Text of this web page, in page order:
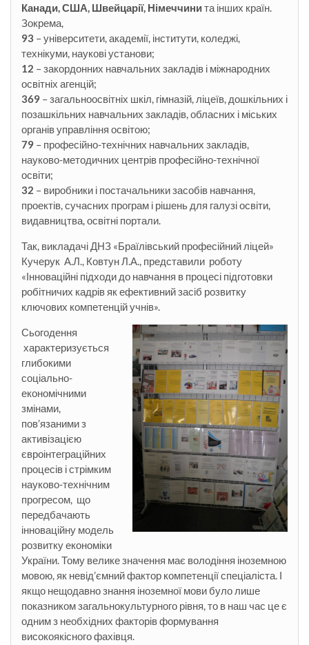
Канади, США, Швейцарії, Німеччинита інших країн.
Зокрема,
93 – університети, академії, інститути, коледжі,
технікуми, наукові установи;
12 – закордонних навчальних закладів і міжнародних
освітніх агенцій;
369 – загальноосвітніх шкіл, гімназій, ліцеїв, дошкільних і
позашкільних навчальних закладів, обласних і міських
органів управління освітою;
79 – професійно-технічних навчальних закладів,
науково-методичних центрів професійно-технічної
освіти;
32 – виробники і постачальники засобів навчання,
проектів, сучасних програм і рішень для галузі освіти,
видавництва, освітні портали.
Так, викладачі ДНЗ «Браїлівський професійний ліцей»
Кучерук А.Л., Ковтун Л.А., представили роботу
«Інноваційні підходи до навчання в процесі підготовки
робітничих кадрів як ефективний засіб розвитку
ключових компетенцій учнів».
Сьогодення
характеризується
глибокими
соціально-
економічними
змінами,
пов’язаними з
активізацією
євроінтеграційних
процесів і стрімким
науково-технічним
прогресом, що
передбачають
інноваційну модель
розвитку економіки
України. Тому велике значення має володіння іноземною
мовою, як невід’ємний фактор компетенції спеціаліста. І
якщо нещодавно знання іноземної мови було лише
показником загальнокультурного рівня, то в наш час це є
одним з необхідних факторів формування
високоякісного фахівця.